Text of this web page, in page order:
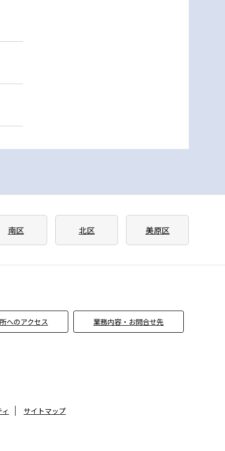
南区 北区 美原区
へのアクセス 業務内容・お問合せ先
サイトマップ